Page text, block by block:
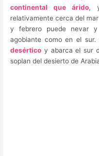
continental que árido,
relativamente cerca del
y febrero puede nevar
agobiante como en el
desértico y abarca el sur
soplan del desierto de